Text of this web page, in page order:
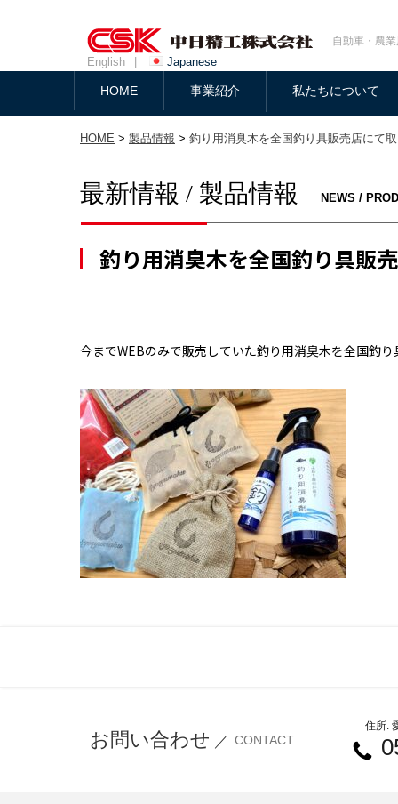
自動車・農
English Japanese
HOME 事業紹介 私たちについて
HOME > 製品情報 > 釣り用消臭木を全国釣り具販売店にて
最新情報 / 製品情報 NEWS /
釣り用消臭木を全国釣り具販
今までWEBのみで販売していた釣り用消臭木を全国釣
お問い合わせ ／ CONTACT
住所.